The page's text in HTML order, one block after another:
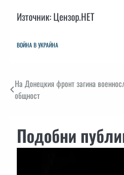
Източник: Цензор.НЕТ
ВОЙНА В УКРАЙНА
Навигация
На Донецкия фронт загина
общност
Подобни